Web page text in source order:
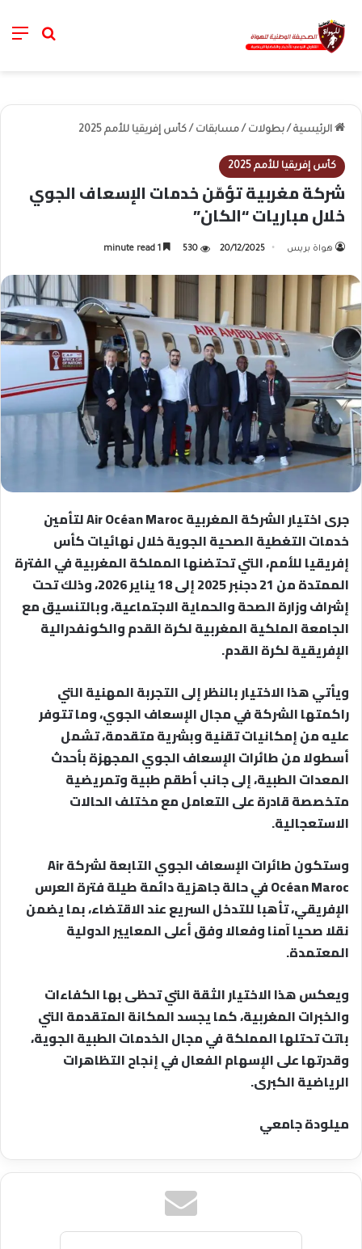
خانة
الرئيسية / بطولات / مسابقات / كأس إفريقيا للأمم 2025
كأس إفريقيا للأمم 2025
شركة مغربية تؤمّن خدمات الإسعاف الجوي
خلال مباريات “الكان”
هواة بريس 20/12/2025
530
جرى اختيار الشركة المغربية Air Océan Maroc لتأمين
خدمات التغطية الصحية الجوية خلال نهائيات كأس
إفريقيا للأمم، التي تحتضنها المملكة المغربية في الفترة
الممتدة من 21 دجنبر 2025 إلى 18 يناير 2026، وذلك تحت
إشراف وزارة الصحة والحماية الاجتماعية، وبالتنسيق مع
الجامعة الملكية المغربية لكرة القدم والكونفدرالية
الإفريقية لكرة القدم.
ويأتي هذا الاختيار بالنظر إلى التجربة المهنية التي
راكمتها الشركة في مجال الإسعاف الجوي، وما تتوفر
عليه من إمكانيات تقنية وبشرية متقدمة، تشمل
أسطولا من طائرات الإسعاف الجوي المجهزة بأحدث
المعدات الطبية، إلى جانب أطقم طبية وتمريضية
متخصصة قادرة على التعامل مع مختلف الحالات
الاستعجالية.
وستكون طائرات الإسعاف الجوي التابعة لشركة Air
Océan Maroc في حالة جاهزية دائمة طيلة فترة العرس
الإفريقي، تأهبا للتدخل السريع عند الاقتضاء، بما يضمن
نقلا صحيا آمنا وفعالا وفق أعلى المعايير الدولية
المعتمدة.
ويعكس هذا الاختيار الثقة التي تحظى بها الكفاءات
والخبرات المغربية، كما يجسد المكانة المتقدمة التي
باتت تحتلها المملكة في مجال الخدمات الطبية الجوية،
وقدرتها على الإسهام الفعال في إنجاح التظاهرات
الرياضية الكبرى.
ميلودة جامعي